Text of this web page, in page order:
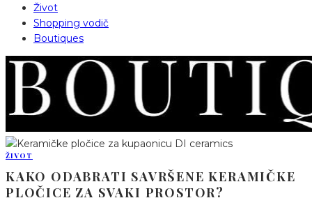
Život
Shopping vodič
Boutiques
ŽIVOT
KAKO ODABRATI SAVRŠENE KERAMIČKE
PLOČICE ZA SVAKI PROSTOR?